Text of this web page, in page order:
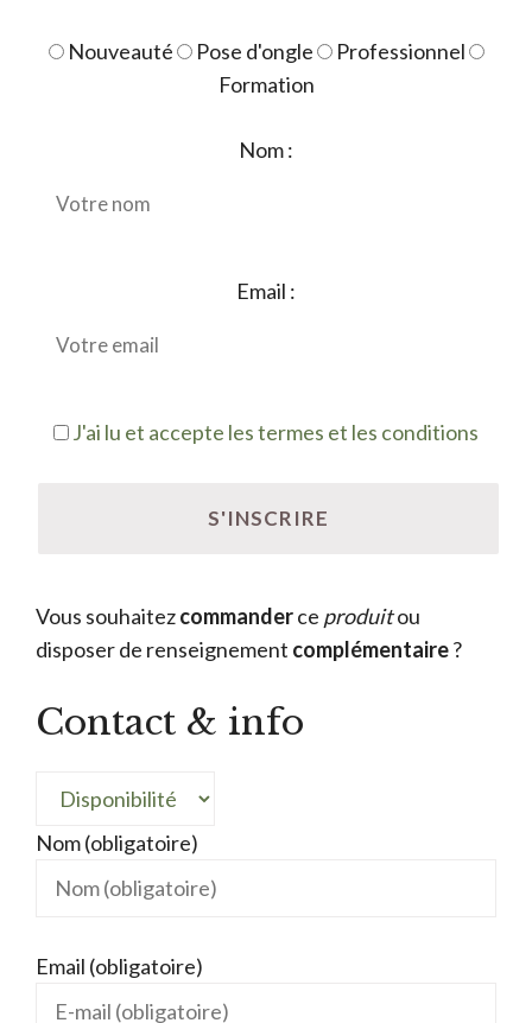
Nouveauté Pose d'ongle
Professionnel
Formation
Nom :
Email :
J'ai lu et accepte les termes et les conditions
Vous souhaitezcommanderce produitou
disposer de renseignement complémentaire?
Contact & info
Nom (obligatoire)
Email (obligatoire)